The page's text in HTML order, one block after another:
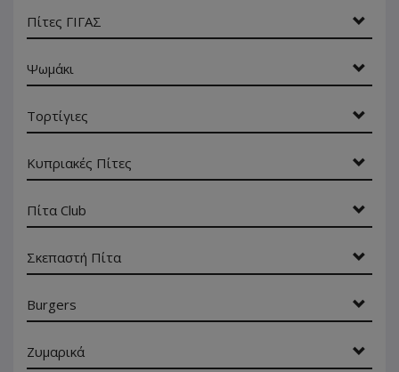
Πίτες ΓΙΓΑΣ
Ψωμάκι
Τορτίγιες
Κυπριακές Πίτες
Πίτα Club
Σκεπαστή Πίτα
Burgers
Ζυμαρικά